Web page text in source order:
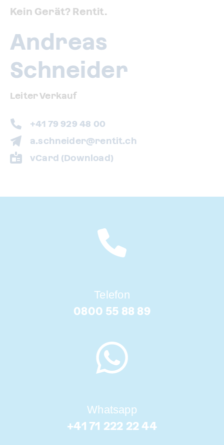
Kein Gerät? Rentit.
Andreas
Schneider
Leiter Verkauf
+41 79 929 48 00
a.schneider@rentit.ch
vCard (Download)
Telefon
0800 55 88 89
Whatsapp
+41 71 222 22 44